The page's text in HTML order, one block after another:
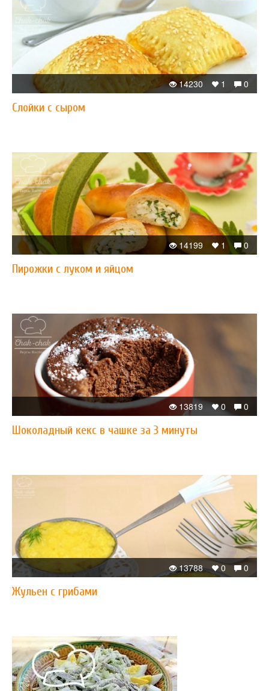
0
1
14230
Слойки с сыром
0
1
14199
Пирожки с луком и яйцом
0
0
13819
Шоколадный кекс в чашке за 3 минуты
0
0
13788
Жульен с грибами